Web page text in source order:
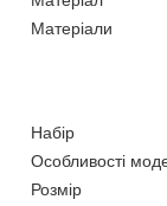
Матеріали
Набір
Особливості
Розмір